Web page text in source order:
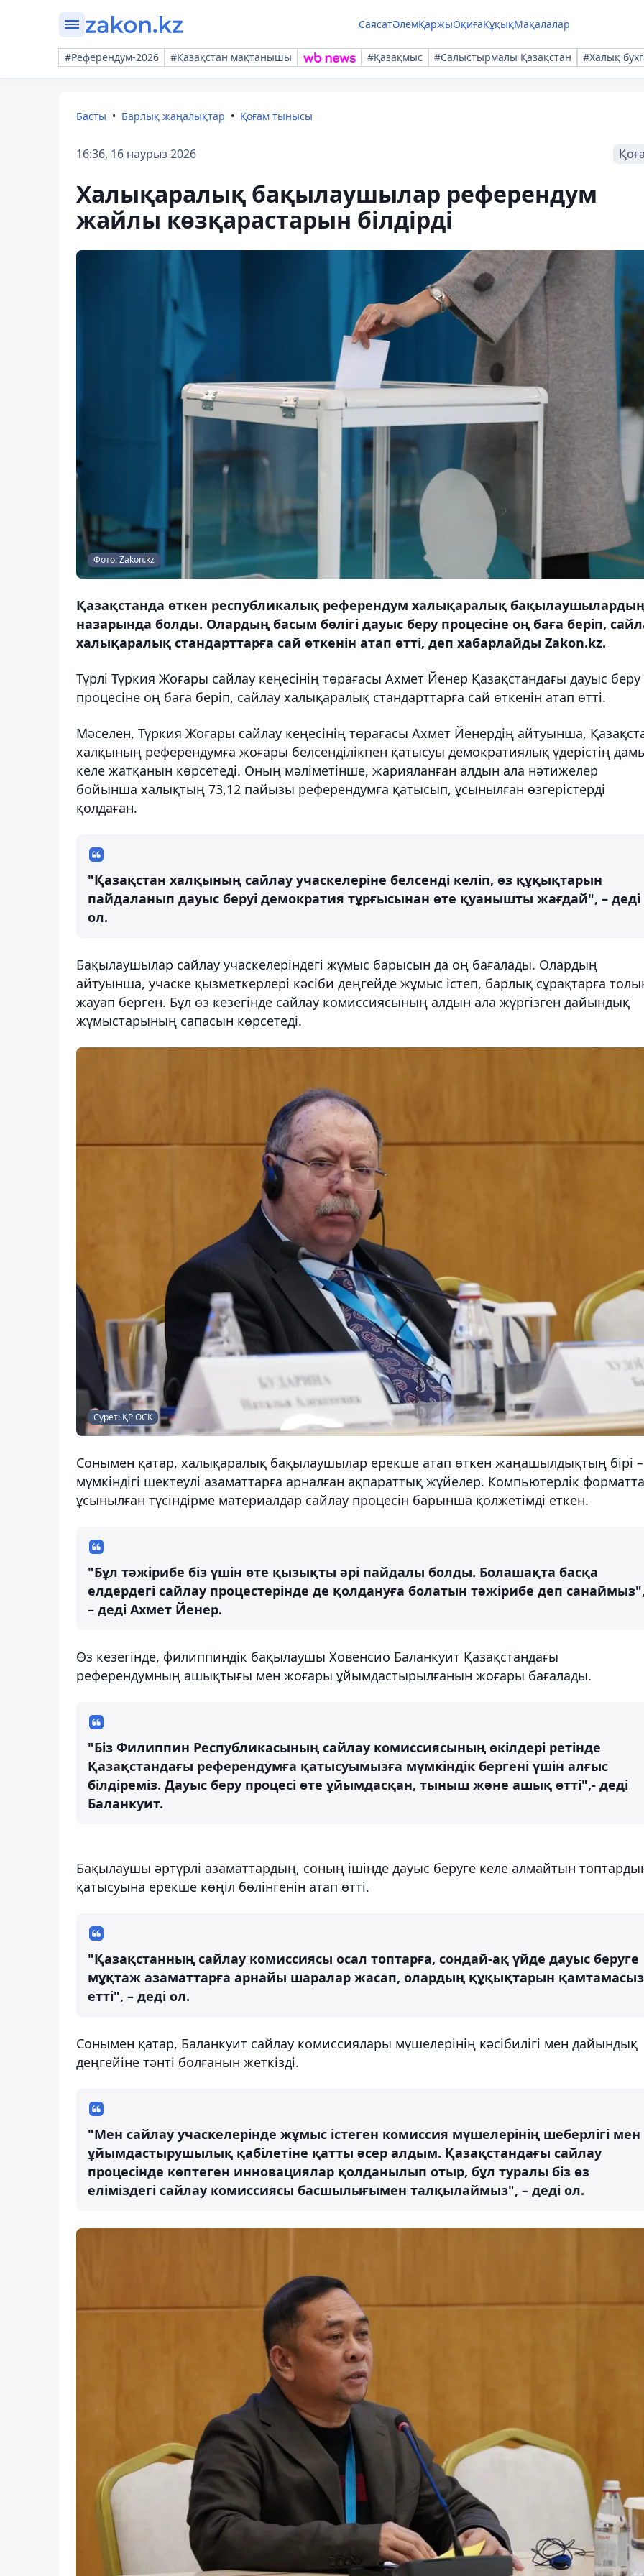
СаясатӘлемҚаржыОқиғаҚұқықМақалалар
#Референдум-2026 #Қазақстан мақтанышы #Қазақмыс #Салыстырмалы Қазақстан #Халық
Басты Барлық жаңалықтар Қоғам тынысы
16:36, 16 наурыз 2026
Халықаралық бақылаушылар референдум
жайлы көзқарастарын білдірді
Фото: Zakon.kz
Қазақстанда өткен республикалық референдум халықаралық
назарында болды. Олардың басым бөлігі дауыс беру процесіне оң баға беріп,
халықаралық стандарттарға сай өткенін атап өтті, деп хабарлайды Zakon.kz.
Түрлі Түркия Жоғары сайлау кеңесінің төрағасы Ахмет Йенер Қазақстандағы дауыс беру
процесіне оң баға беріп, сайлау халықаралық стандарттарға сай өткенін атап өтті.
Мәселен, Түркия Жоғары сайлау кеңесінің төрағасы Ахмет Йенердің айтуынша,
халқының референдумға жоғары белсенділікпен қатысуы демократиялық үдерістің
келе жатқанын көрсетеді. Оның мәліметінше, жарияланған алдын ала нәтижелер
бойынша халықтың 73,12 пайызы референдумға қатысып, ұсынылған өзгерістерді
қолдаған.
"Қазақстан халқының сайлау учаскелеріне белсенді келіп, өз құқықтарын
пайдаланып дауыс беруі демократия тұрғысынан өте қуанышты жағдай", – деді
ол.
Бақылаушылар сайлау учаскелеріндегі жұмыс барысын да оң бағалады. Олардың
айтуынша, учаске қызметкерлері кәсіби деңгейде жұмыс істеп, барлық сұрақтарға
жауап берген. Бұл өз кезегінде сайлау комиссиясының алдын ала жүргізген дайындық
жұмыстарының сапасын көрсетеді.
Сурет: ҚР ОСК
Сонымен қатар, халықаралық бақылаушылар ерекше атап өткен жаңашылдықтың бірі –
мүмкіндігі шектеулі азаматтарға арналған ақпараттық жүйелер. Компьютерлік форматта
ұсынылған түсіндірме материалдар сайлау процесін барынша қолжетімді еткен.
"Бұл тәжірибе біз үшін өте қызықты әрі пайдалы болды. Болашақта басқа
елдердегі сайлау процестерінде де қолдануға болатын тәжірибе деп
– деді Ахмет Йенер.
Өз кезегінде, филиппиндік бақылаушы Ховенсио Баланкуит Қазақстандағы
референдумның ашықтығы мен жоғары ұйымдастырылғанын жоғары бағалады.
"Біз Филиппин Республикасының сайлау комиссиясының өкілдері ретінде
Қазақстандағы референдумға қатысуымызға мүмкіндік бергені үшін алғыс
білдіреміз. Дауыс беру процесі өте ұйымдасқан, тыныш және ашық өтті",- деді
Баланкуит.
Бақылаушы әртүрлі азаматтардың, соның ішінде дауыс беруге келе алмайтын
қатысуына ерекше көңіл бөлінгенін атап өтті.
"Қазақстанның сайлау комиссиясы осал топтарға, сондай-ақ үйде дауыс беруге
мұқтаж азаматтарға арнайы шаралар жасап, олардың құқықтарын қамтамасыз
етті", – деді ол.
Сонымен қатар, Баланкуит сайлау комиссиялары мүшелерінің кәсібилігі мен дайындық
деңгейіне тәнті болғанын жеткізді.
"Мен сайлау учаскелерінде жұмыс істеген комиссия мүшелерінің шеберлігі мен
ұйымдастырушылық қабілетіне қатты әсер алдым. Қазақстандағы сайлау
процесінде көптеген инновациялар қолданылып отыр, бұл туралы біз өз
еліміздегі сайлау комиссиясы басшылығымен талқылаймыз", – деді ол.